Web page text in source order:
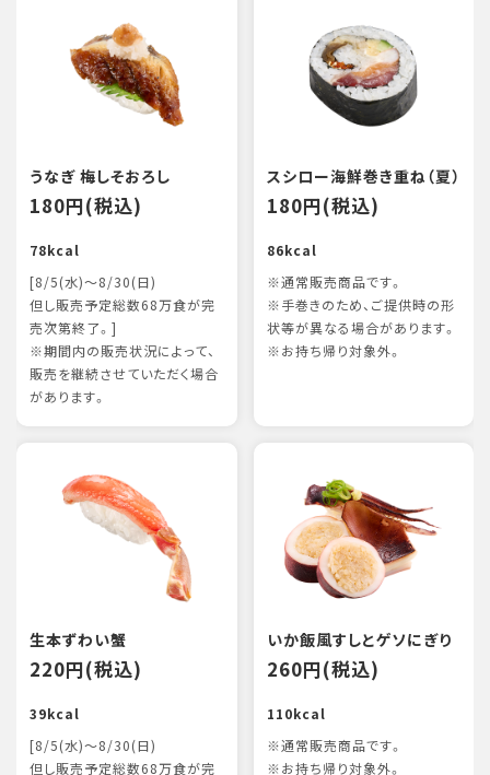
うなぎ 梅しそおろし
180円(税込)
78kcal
[8/5(水)～8/30(日)
但し販売予定総数68万食が完
売次第終了。]
※期間内の販売状況によって、
販売を継続させていただく場合
があります。
スシロー海鮮巻き重ね（夏）
180円(税込)
86kcal
※通常販売商品です。
※手巻きのため、ご提供時の形
状等が異なる場合があります。
※お持ち帰り対象外。
生本ずわい蟹
220円(税込)
39kcal
[8/5(水)～8/30(日)
但し販売予定総数68万食が完
いか飯風すしとゲソにぎり
260円(税込)
110kcal
※通常販売商品です。
※お持ち帰り対象外。